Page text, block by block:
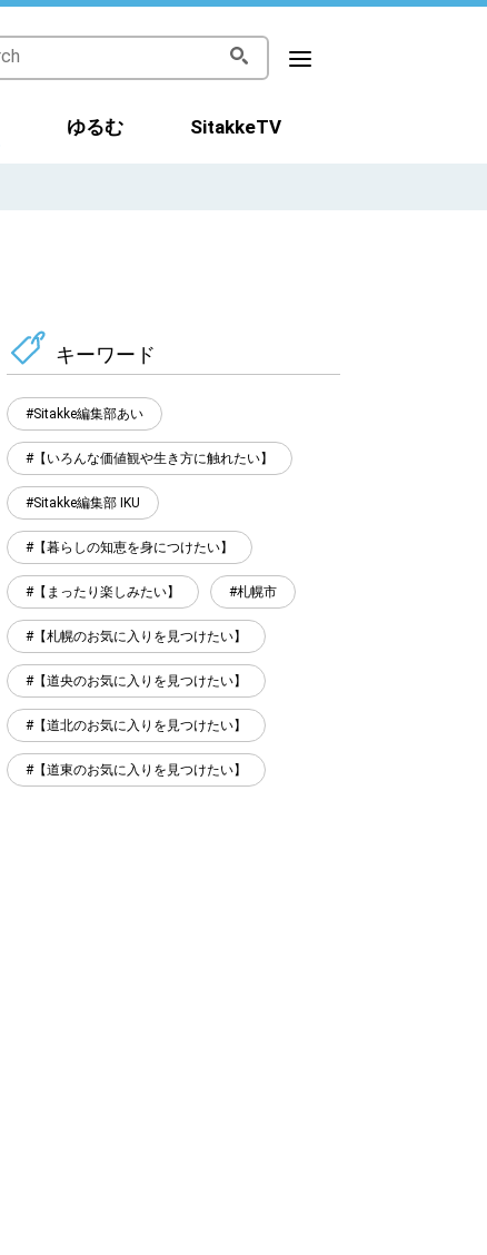
ゆるむ SitakkeTV
キーワード
Sitakke編集部あい
【いろんな価値観や生き方に触れたい】
Sitakke編集部 IKU
【暮らしの知恵を身につけたい】
【まったり楽しみたい】 札幌市
【札幌のお気に入りを見つけたい】
【道央のお気に入りを見つけたい】
【道北のお気に入りを見つけたい】
【道東のお気に入りを見つけたい】